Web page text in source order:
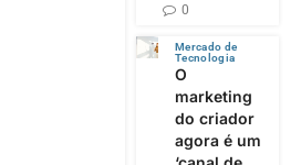
0
Mercado de
Tecnologia
O
marketing
do criador
agora é um